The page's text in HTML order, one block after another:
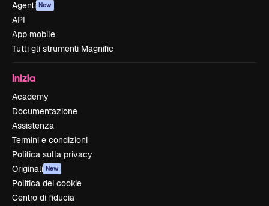
Agenti New
API
App mobile
Tutti gli strumenti Magnific
Inizia
Academy
Documentazione
Assistenza
Termini e condizioni
Politica sulla privacy
Originali New
Politica dei cookie
Centro di fiducia